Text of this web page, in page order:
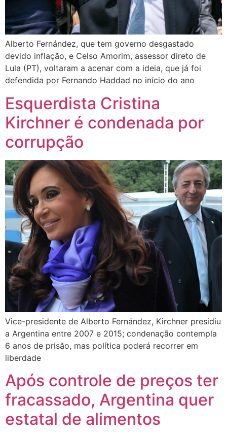
Alberto Fernández, que tem governo desgastado
devido inflação, e Celso Amorim, assessor direto de
Lula (PT), voltaram a acenar com a ideia, que já foi
defendida por Fernando Haddad no início do ano
Esquerdista Cristina
Kirchner é condenada por
corrupção
Vice-presidente de Alberto Fernández, Kirchner presidiu
a Argentina entre 2007 e 2015; condenação contempla
6 anos de prisão, mas política poderá recorrer em
liberdade
Após controle de preços ter
fracassado, Argentina quer
estatal de alimentos